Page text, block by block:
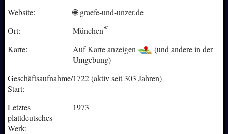
Website:
🌐 graefe-und-unzer.de
Ort:
München
Karte:
Auf Karte anzeigen
(und andere in der
Umgebung)
Geschäftsaufnahme/
Start:
1722 (aktiv seit 303 Jahren)
Letztes
plattdeutsches
Werk:
1973